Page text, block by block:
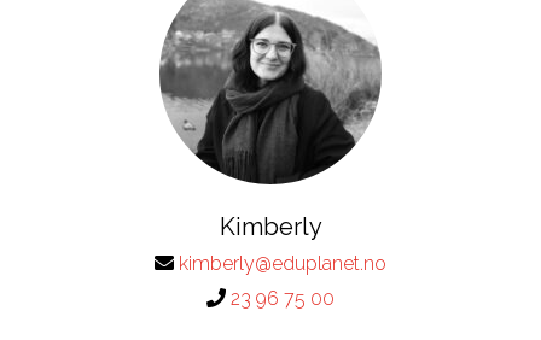
Kimberly
kimberly@eduplanet.no
23 96 75 00